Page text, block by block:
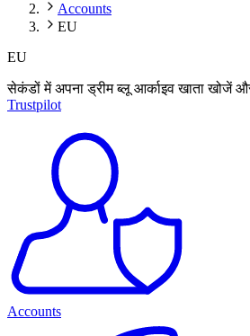
Accounts
EU
EU
सेकंडों में अपना ड्रीम ब्लू आर्काइव खाता खोजें
Trustpilot
Accounts